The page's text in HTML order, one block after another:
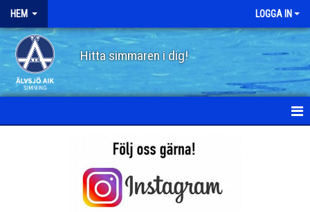
HEM LOGGA IN
Hitta simmaren i dig!
OM ÄLVSJÖ AIK SIMNING